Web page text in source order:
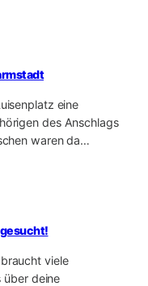
eine
des Anschlags
waren da…
viele
über deine